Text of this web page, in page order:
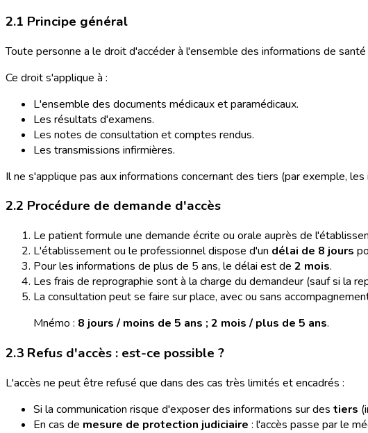
2.1 Principe général
Toute personne a le droit d'accéder à l'ensemble des informations de
Ce droit s'applique à :
L'ensemble des documents médicaux et paramédicaux.
Les résultats d'examens.
Les notes de consultation et comptes rendus.
Les transmissions infirmières.
Il ne s'applique pas aux informations concernant des tiers (par exemple,
2.2 Procédure de demande d'accès
Le patient formule une demande écrite ou orale auprès de
L'établissement ou le professionnel dispose d'un délai de 8 jours
Pour les informations de plus de 5 ans, le délai est de 2 mois.
Les frais de reprographie sont à la charge du demandeur (sauf si la
La consultation peut se faire sur place, avec ou sans
Mnémo : 8 jours / moins de 5 ans ; 2 mois / plus de 5 ans.
2.3 Refus d'accès : est-ce possible ?
L'accès ne peut être refusé que dans des cas très limités et encadrés :
Si la communication risque d'exposer des informations sur des tiers
En cas de mesure de protection judiciaire : l'accès passe par le